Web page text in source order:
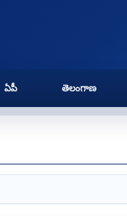
ఏపీ తెలంగాణ